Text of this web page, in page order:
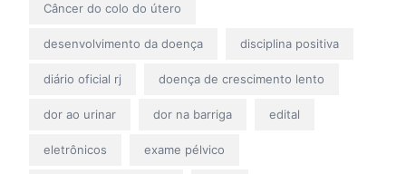
Câncer do colo do útero
desenvolvimento da doença disciplina positiva
diário oficial rj doença de crescimento lento
dor ao urinar dor na barriga edital
eletrônicos exame pélvico